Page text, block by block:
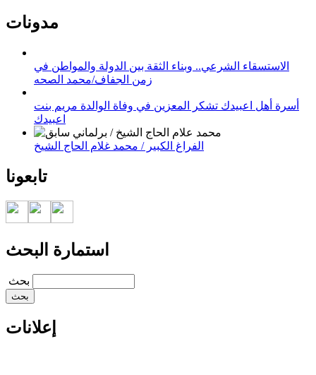
مدونات
الاستسقاء الشرعي.. وبناء الثقة بين الدولة والمواطن في
زمن الجفاف/محمد الصحه
أسرة أهل اعبيدك تشكر المعزين في وفاة الوالدة مريم بنت
اعبيدك
الفراغ الكبير / محمد غلام الحاج الشيخ
تابعونا
استمارة البحث
‏بحث ‏
إعلانات